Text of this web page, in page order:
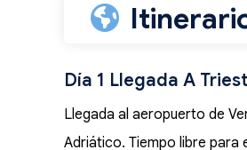
Día 1 Llegada A
Llegada al aeropuerto de
Adriático. Tiempo libre para